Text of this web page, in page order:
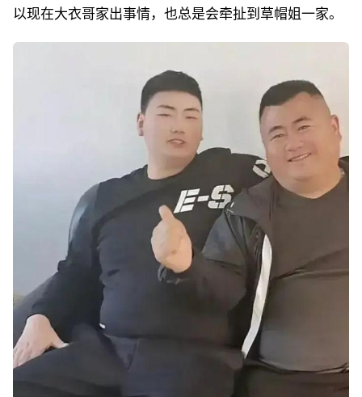
以现在大衣哥家出事情，也总是会牵扯到草帽姐一家。